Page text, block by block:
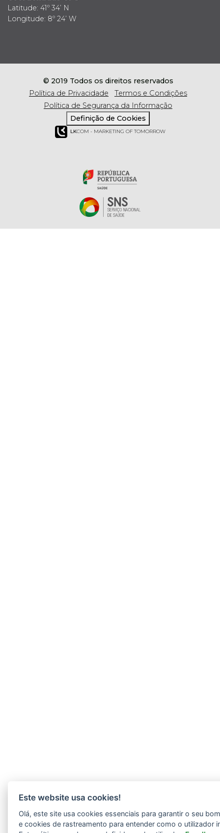
Latitude: 41º 34’ N
Longitude: 8º 24’ W
© 2019 Todos os direitos reservados
Política de Privacidade
Termos e Condições
Política de Segurança da Informação
Definição de Cookies
LKCOM - MARKETING OF TOMORROW
Este website usa cookies!
Olá, este site usa cookies essenciais para garantir o seu
e cookies de rastreamento para entender como o utilizador